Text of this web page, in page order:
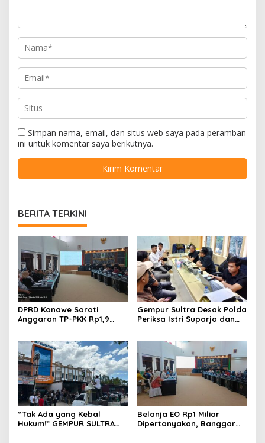
Simpan nama, email, dan situs web saya pada peramban
ini untuk komentar saya berikutnya.
BERITA TERKINI
DPRD Konawe Soroti
Anggaran TP-PKK Rp1,9
Gempur Sultra Desak Polda
Periksa Istri Suparjo dan
“Tak Ada yang Kebal
Hukum!” GEMPUR SULTRA
Belanja EO Rp1 Miliar
Dipertanyakan, Banggar